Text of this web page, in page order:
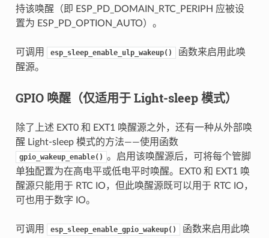
持该唤醒（即 ESP_PD_DOMAIN_RTC_PERIPH 应被设
置为 ESP_PD_OPTION_AUTO）。
可调用 esp_sleep_enable_ulp_wakeup()
函数来启用此唤
醒源。
GPIO 唤醒（仅适用于 Light-sleep 模式）
除了上述 EXT0 和 EXT1 唤醒源之外，还有一种从外部唤
醒 Light-sleep 模式的方法——使用函数
gpio_wakeup_enable() 。启用该唤醒源后，可将每个管脚
单独配置为在高电平或低电平时唤醒。EXT0 和 EXT1 唤
醒源只能用于 RTC IO，但此唤醒源既可以用于 RTC IO，
可也用于数字 IO。
可调用 esp_sleep_enable_gpio_wakeup()
函数来启用此唤